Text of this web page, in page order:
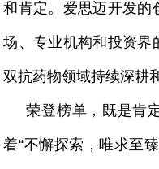
和肯定。爱思迈开发的
场、专业机构和投资界
双抗药物领域持续深耕
荣登榜单，既是肯
着“不懈探索，唯求至